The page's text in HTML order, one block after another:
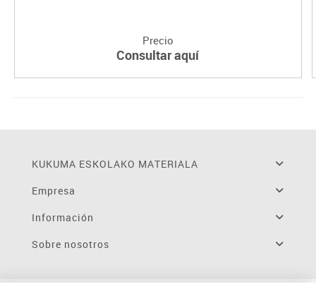
Precio
Consultar aquí
KUKUMA ESKOLAKO MATERIALA
Empresa
Información
Sobre nosotros